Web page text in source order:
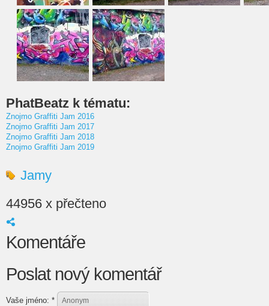
PhatBeatz k tématu:
Znojmo Graffiti Jam 2016
Znojmo Graffiti Jam 2017
Znojmo Graffiti Jam 2018
Znojmo Graffiti Jam 2019
Jamy
44956 x přečteno
Komentáře
Poslat nový komentář
Vaše jméno: *